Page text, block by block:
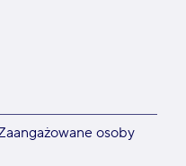
osoby